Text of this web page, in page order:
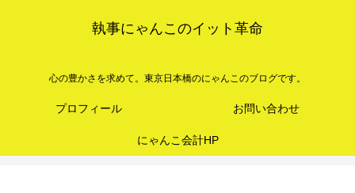
執事にゃんこのイット革命
心の豊かさを求めて。東京日本橋のにゃんこのブログです。
プロフィール お問い合わせ
にゃんこ会計HP